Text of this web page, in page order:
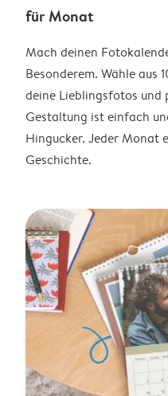
für Monat
Mach deinen
Besonderem. Wähle aus
deine Lieblingsfotos und
Gestaltung ist einfach
Hingucker. Jeder Monat
Geschichte.